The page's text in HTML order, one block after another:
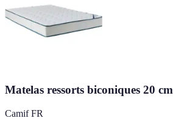
Matelas ressorts biconiques 20
Camif FR